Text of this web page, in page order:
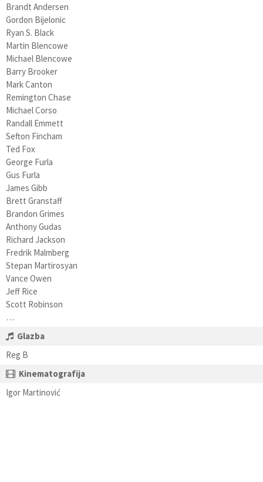
Brandt Andersen
Gordon Bijelonic
Ryan S. Black
Martin Blencowe
Michael Blencowe
Barry Brooker
Mark Canton
Remington Chase
Michael Corso
Randall Emmett
Sefton Fincham
Ted Fox
George Furla
Gus Furla
James Gibb
Brett Granstaff
Brandon Grimes
Anthony Gudas
Richard Jackson
Fredrik Malmberg
Stepan Martirosyan
Vance Owen
Jeff Rice
Scott Robinson
…
Glazba
Reg B
Kinematografija
Igor Martinović